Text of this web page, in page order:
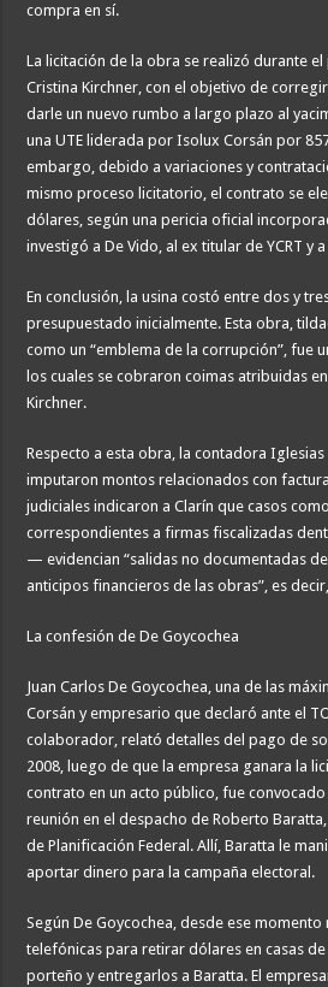
compra en sí.
La licitación de la obra se realizó durante
Cristina Kirchner, con el objetivo de
darle un nuevo rumbo a largo plazo al
una UTE liderada por Isolux Corsán por
embargo, debido a variaciones y
mismo proceso licitatorio, el contrato se
dólares, según una pericia oficial
investigó a De Vido, al ex titular de YCRT y
En conclusión, la usina costó entre dos y
presupuestado inicialmente. Esta obra,
como un “emblema de la corrupción”, fue
los cuales se cobraron coimas atribuidas
Kirchner.
Respecto a esta obra, la contadora
imputaron montos relacionados con
judiciales indicaron a Clarín que casos
correspondientes a firmas fiscalizadas
— evidencian “salidas no documentadas
anticipos financieros de las obras”, es
La confesión de De Goycochea
Juan Carlos De Goycochea, una de las
Corsán y empresario que declaró ante el
colaborador, relató detalles del pago de
2008, luego de que la empresa ganara la
contrato en un acto público, fue
reunión en el despacho de Roberto
de Planificación Federal. Allí, Baratta le
aportar dinero para la campaña electoral.
Según De Goycochea, desde ese
telefónicas para retirar dólares en casas
porteño y entregarlos a Baratta. El